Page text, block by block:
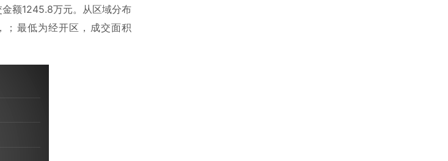
额1245.8万元。从区域分布
；最低为经开区，成交面积